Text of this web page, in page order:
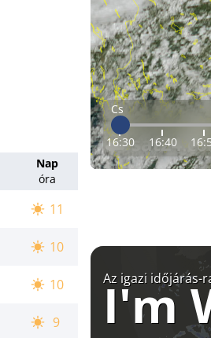
Nap
óra
11
10
10
9
Cs
16:30 16:40
Az igazi időjárás-
I'm